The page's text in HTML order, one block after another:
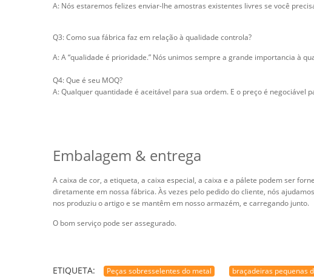
A: Nós estaremos felizes enviar-lhe amostras existentes livres se você
Q3: Como sua fábrica faz em relação à qualidade controla?
A: A “qualidade é prioridade.” Nós unimos sempre a grande importancia à
Q4: Que é seu MOQ?
A: Qualquer quantidade é aceitável para sua ordem. E o preço é negociável
Embalagem & entrega
A caixa de cor, a etiqueta, a caixa especial, a caixa e a pálete podem ser
diretamente em nossa fábrica. Às vezes pelo pedido do cliente, nós
nos produziu o artigo e se mantêm em nosso armazém, e carregando junto.
O bom serviço pode ser assegurado.
ETIQUETA: Peças sobresselentes do metal braçadeiras pequenas